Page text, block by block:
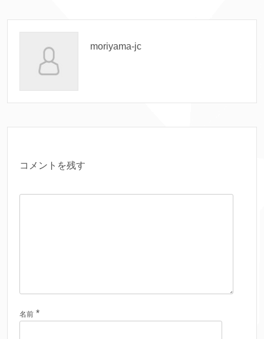
moriyama-jc
コメントを残す
名前 *